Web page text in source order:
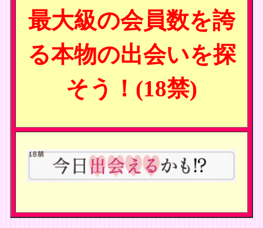
最大級の会員数を誇
る本物の出会いを探
そう！(18禁)